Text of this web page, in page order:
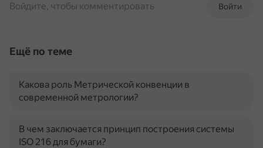
Войти
Войдите, чтобы комментировать
Ещё по теме
Какова роль Метрической конвенции в
современной метрологии?
В чем заключается принцип построения системы
ISO 216 для бумаги?